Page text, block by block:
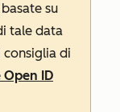
su
tale data
consiglia di
ID